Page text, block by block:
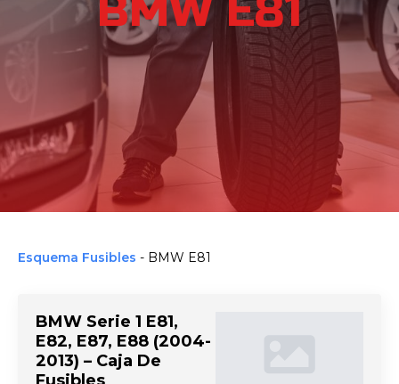
BMW E81
Esquema Fusibles - BMW E81
BMW Serie 1 E81,
E82, E87, E88 (2004-
2013) – Caja De